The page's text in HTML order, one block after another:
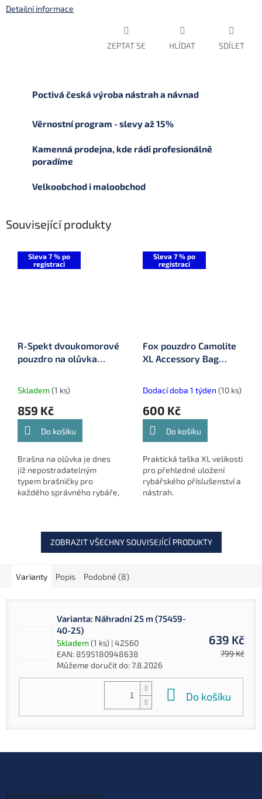
Detailní informace
ZEPTAT SE HLÍDAT SDÍLET
Poctivá česká výroba nástrah a návnad
Věrnostní program - slevy až 15%
Kamenná prodejna, kde rádi profesionálně
poradíme
Velkoobchod i maloobchod
Související produkty
Sleva 7 % po
registraci
R-Spekt dvoukomorové
pouzdro na olůvka
Skladem(1 ks)
859 Kč
Do košíku
Brašna na olůvka je dnes
již nepostradatelným
typem brašničky pro
každého správného rybáře,
Sleva 7 % po
registraci
Fox pouzdro Camolite
XL Accessory Bag
Dodací doba 1 týden (10 ks)
600 Kč
Do košíku
Praktická taška XL velikosti
pro přehledné uložení
rybářského příslušenství a
nástrah.
ZOBRAZIT VŠECHNY SOUVISEJÍCÍ PRODUKTY
Varianty Popis Podobné (8)
Varianta: Náhradní 25 m (75459-
40-25)
Skladem(1 ks) | 42560
EAN: 8595180948638
Můžeme doručit do:7.8.2026
639 Kč
799 Kč
Do košíku
Odebírat newsletter